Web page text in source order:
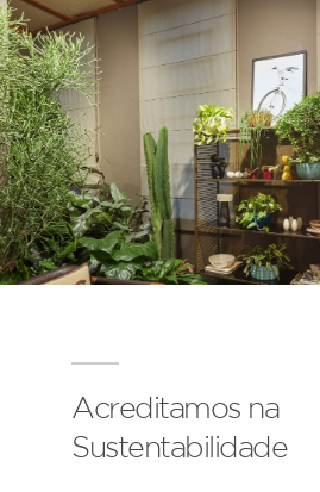
Acreditamos na
Sustentabilidade